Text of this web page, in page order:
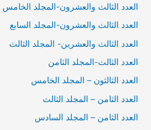
العدد الثالث والعشرون-المجلد الخامس
العدد الثالث والعشرون-المجلد السابع
العدد الثالث والعشرين- المجلد الثالث
العدد الثالث-المجلد الثامن
العدد الثالثون – المجلد الخامس
العدد الثامن – المجلد الثالث
العدد الثامن – المجلد السادس